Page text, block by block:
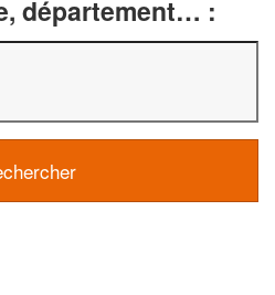
département… :